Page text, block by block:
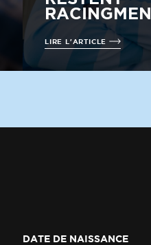
RACINGMEN
LIRE L'ARTICLE
DATE DE NAISSANCE